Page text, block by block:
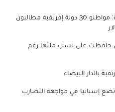
تأشيرة الدخول للولايات المتحدة: مواطنو 30 دولة إفريقية مطالبون
حافظت على نسب ملئها رغم
بالدار البيضاء
إسبانيا في مواجهة التضارب